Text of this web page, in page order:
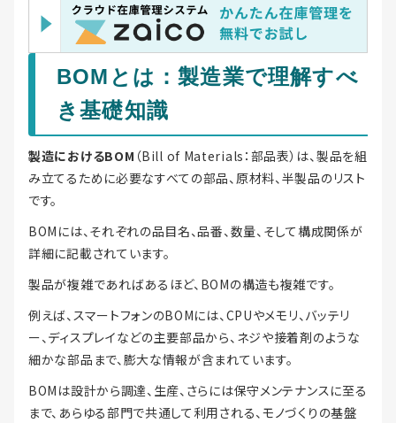
BOMとは：製造業で理解すべ
き基礎知識
製造におけるBOM （Bill of Materials：部品表）は、製品を組
み立てるために必要なすべての部品、原材料、半製品のリスト
です。
BOMには、それぞれの品目名、品番、数量、そして構成関係が
詳細に記載されています。
製品が複雑であればあるほど、BOMの構造も複雑です。
例えば、スマートフォンのBOMには、CPUやメモリ、バッテリ
ー、ディスプレイなどの主要部品から、ネジや接着剤のような
細かな部品まで、膨大な情報が含まれています。
BOMは設計から調達、生産、さらには保守メンテナンスに至る
まで、あらゆる部門で共通して利用される、モノづくりの基盤